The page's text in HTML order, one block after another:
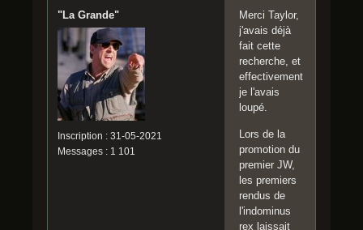
"La Grande"
Inscription : 31-05-2021
Messages : 1 101
Merci Taylor,
j'avais déjà
fait cette
recherche, et
effectivement
je l'avais
loupé.
Lors de la
promotion du
premier JW,
les premiers
rendus de
l'indominus
rex laissait